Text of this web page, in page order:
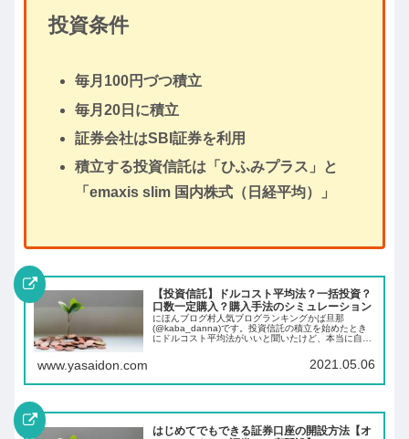
投資条件
毎月100円づつ積立
毎月20日に積立
証券会社はSBI証券を利用
積立する投資信託は「ひふみプラス」と
「emaxis slim 国内株式（日経平均）」
【投資信託】ドルコスト平均法？一括投資？
口数一定購入？購入手法のシミュレーション
にほんブログ村人気ブログランキングかば旦那
(@kaba_danna)です。投資信託の積立を始めたとき
にドルコスト平均法がいいと聞いたけど、本当に自分
の結果がわかるのは実際に積立を始めてから10...
www.yasaidon.com 2021.05.06
はじめてでもできる証券口座の開設方法【オ